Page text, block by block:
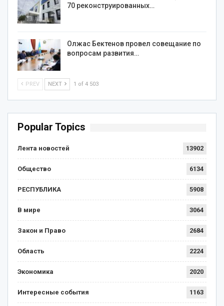
70 реконструированных…
Олжас Бектенов провел совещание по
вопросам развития…
PREV NEXT 1 of 4 503
Popular Topics
Лента новостей 13902
Общество 6134
РЕСПУБЛИКА 5908
В мире 3064
Закон и Право 2684
Область 2224
Экономика 2020
Интересные события 1163